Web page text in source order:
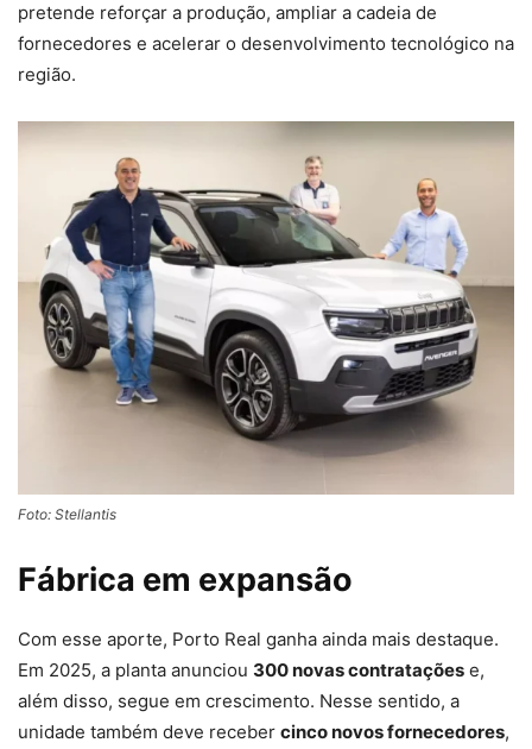
pretende reforçar a produção, ampliar a cadeia de
fornecedores e acelerar o desenvolvimento tecnológico na
região.
Foto: Stellantis
Fábrica em expansão
Com esse aporte, Porto Real ganha ainda mais destaque.
Em 2025, a planta anunciou 300 novas contratações e,
além disso, segue em crescimento. Nesse sentido, a
unidade também deve receber cinco novos fornecedores,